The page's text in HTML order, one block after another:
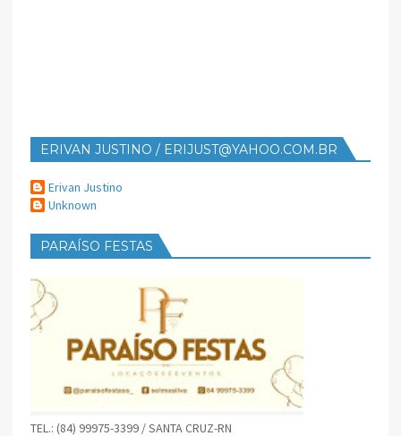
ERIVAN JUSTINO / ERIJUST@YAHOO.COM.BR
Erivan Justino
Unknown
PARAÍSO FESTAS
TEL.: (84) 99975-3399 / SANTA CRUZ-RN